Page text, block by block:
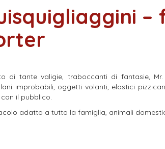
di tante valigie, traboccanti di fantasie,
improbabili, oggetti volanti, elastici
il pubblico.
adatto a tutta la famiglia, animali